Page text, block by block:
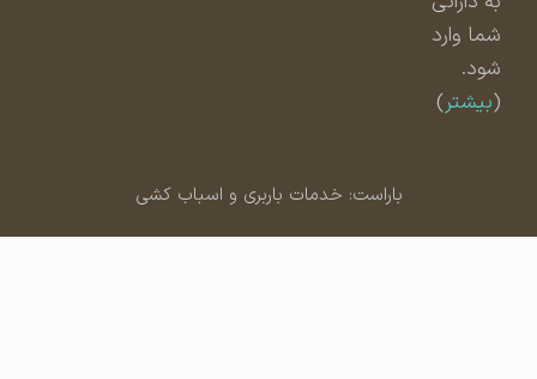
شما وارد
شود.
بیشتر)
باراست: خدمات باربری و اسباب کشی